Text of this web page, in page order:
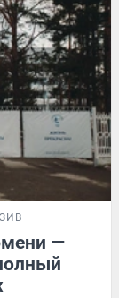
—